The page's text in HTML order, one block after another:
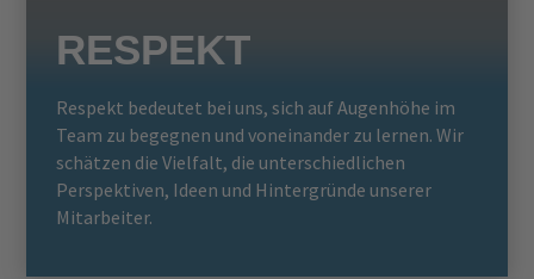
RESPEKT
Respekt bedeutet bei uns, sich auf Augenhöhe im
Team zu begegnen und voneinander zu lernen. Wir
schätzen die Vielfalt, die unterschiedlichen
Perspektiven, Ideen und Hintergründe unserer
Mitarbeiter.